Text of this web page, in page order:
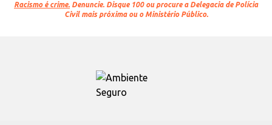
Racismo é crime. Denuncie. Disque 100 ou procure a Delegacia de Polícia
Civil mais próxima ou o Ministério Público.